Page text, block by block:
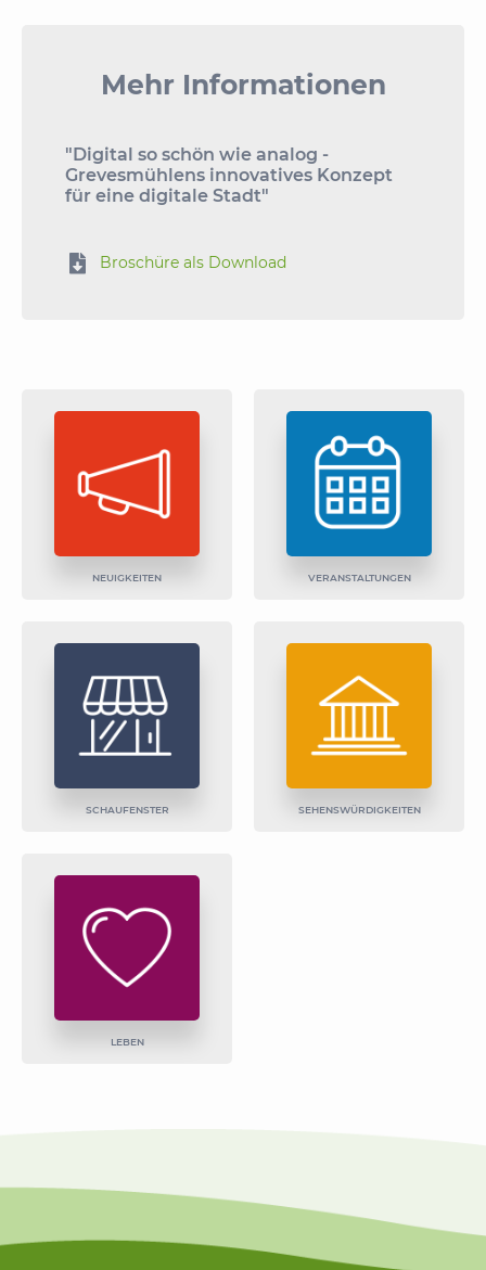
Mehr Informationen
"Digital so schön wie analog -
Grevesmühlens innovatives Konzept
für eine digitale Stadt"
 Broschüre als Download
NEUIGKEITEN VERANSTALTUNGEN
SCHAUFENSTER SEHENSWÜRDIGKEITEN
LEBEN